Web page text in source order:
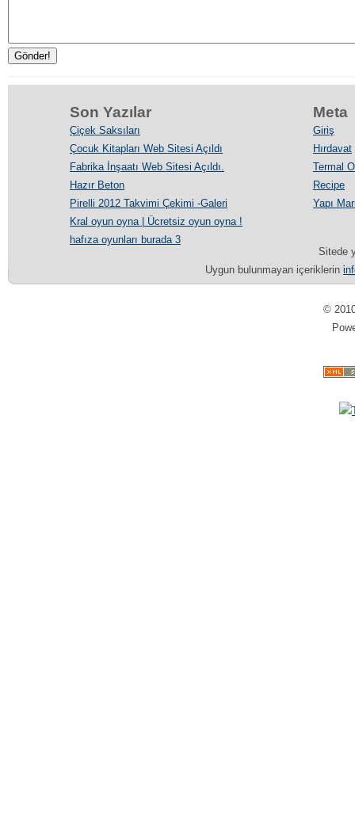
Son Yazılar
Çiçek Saksıları
Çocuk Kitapları Web Sitesi Açıldı
Fabrika İnşaatı Web Sitesi Açıldı.
Hazır Beton
Pirelli 2012 Takvimi Çekimi -Galeri
Kral oyun oyna | Ücretsiz oyun oyna !
hafıza oyunları burada 3
Meta
Giriş
Hırdavat
Termal
Recipe
Yapı
Sitede
Uygun bulunmayan içeriklerin
©